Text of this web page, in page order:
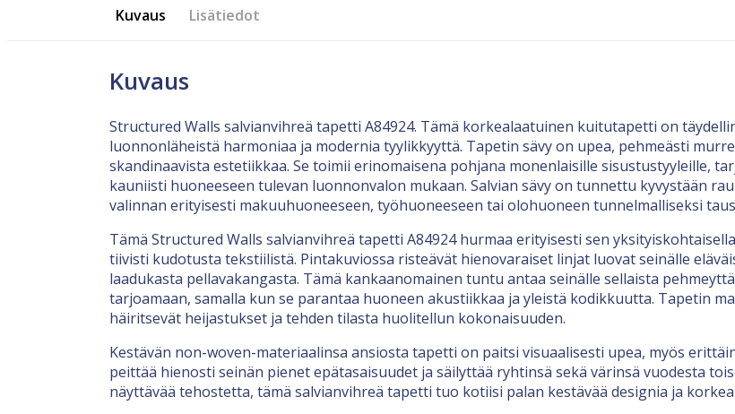
Kuvaus Lisätiedot
Kuvaus
Structured Walls salvianvihreä tapetti A84924. Tämä korkealaatuinen kuitutapetti on
luonnonläheistä harmoniaa ja modernia tyylikkyyttä. Tapetin sävy on upea, pehmeästi
skandinaavista estetiikkaa. Se toimii erinomaisena pohjana monenlaisille sisustustyyleille,
kauniisti huoneeseen tulevan luonnonvalon mukaan. Salvian sävy on tunnettu kyvystään
valinnan erityisesti makuuhuoneeseen, työhuoneeseen tai olohuoneen tunnelmalliseksi
Tämä Structured Walls salvianvihreä tapetti A84924 hurmaa erityisesti sen
tiivisti kudotusta tekstiilistä. Pintakuviossa risteävät hienovaraiset linjat luovat seinälle
laadukasta pellavakangasta. Tämä kankaanomainen tuntu antaa seinälle sellaista
tarjoamaan, samalla kun se parantaa huoneen akustiikkaa ja yleistä kodikkuutta. Tapetin
häiritsevät heijastukset ja tehden tilasta huolitellun kokonaisuuden.
Kestävän non-woven-materiaalinsa ansiosta tapetti on paitsi visuaalisesti upea, myös
peittää hienosti seinän pienet epätasaisuudet ja säilyttää ryhtinsä sekä värinsä vuodesta
näyttävää tehostetta, tämä salvianvihreä tapetti tuo kotiisi palan kestävää designia ja